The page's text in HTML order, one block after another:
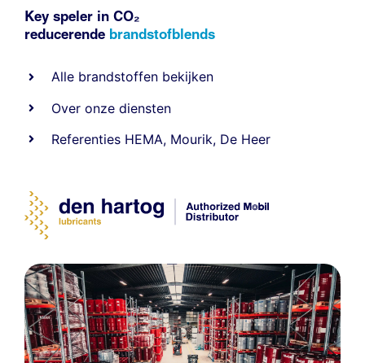
Key speler in CO₂
reducerende brandstofblends
Alle brandstoffen bekijken
Over onze diensten
Referenties HEMA, Mourik, De Heer